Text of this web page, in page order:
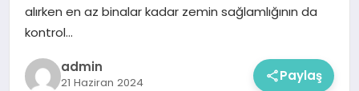
alırken en az binalar kadar zemin sağlamlığının da
kontrol…
admin
21 Haziran 2024 Paylaş